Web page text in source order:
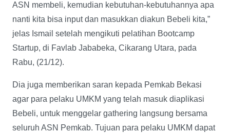
ASN membeli, kemudian kebutuhan-kebutuhannya apa
nanti kita bisa input dan masukkan diakun Bebeli kita,”
jelas Ismail setelah mengikuti pelatihan Bootcamp
Startup, di Favlab Jababeka, Cikarang Utara, pada
Rabu, (21/12).
Dia juga memberikan saran kepada Pemkab Bekasi
agar para pelaku UMKM yang telah masuk diaplikasi
Bebeli, untuk menggelar gathering langsung bersama
seluruh ASN Pemkab. Tujuan para pelaku UMKM dapat